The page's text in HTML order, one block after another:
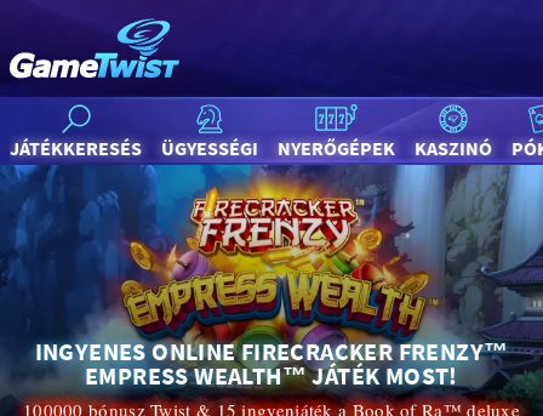
JÁTÉKKERESÉS ÜGYESSÉGI NYERŐGÉPEK KASZINÓ
INGYENES ONLINE FIRECRACKER FRENZY™
EMPRESS WEALTH™ JÁTÉK MOST!
100000 bónusz Twist & 15 ingyenjáték a Book of Ra™ deluxe